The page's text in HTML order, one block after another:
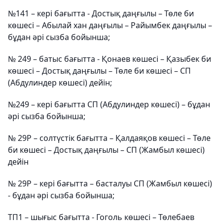
№141 – кері бағытта - Достық даңғылы – Төле би
көшесі – Абылай хан даңғылы – Райымбек даңғылы –
бұдан әрі сызба бойынша;
№ 249 – батыс бағытта - Қонаев көшесі – Қазыбек би
көшесі – Достық даңғылы – Төле би көшесі – СП
(Абдулиндер көшесі) дейін;
№249 – кері бағытта СП (Абдулиндер көшесі) – бұдан
әрі сызба бойынша;
№ 29Р – солтүстік бағытта – Қалдаяқов көшесі – Төле
би көшесі – Достық даңғылы – СП (Жамбыл көшесі)
дейін
№ 29Р – кері бағытта – басталуы СП (Жамбыл көшесі)
- бұдан әрі сызба бойынша;
ТП1 – шығыс бағытта - Гоголь көшесі – Төлебаев